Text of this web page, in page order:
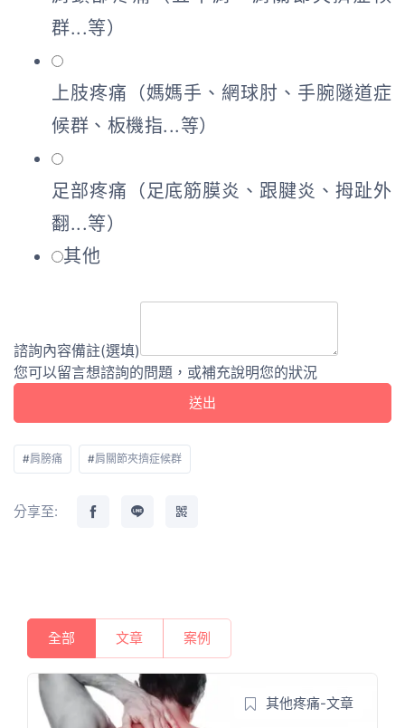
群...等）
上肢疼痛（媽媽手、網球肘、手腕隧道症
候群、板機指...等）
足部疼痛（足底筋膜炎、跟腱炎、拇趾外
翻...等）
其他
諮詢內容備註(選填)
您可以留言想諮詢的問題，或補充說明您的狀況
送出
#肩膀痛 #肩關節夾擠症候群
分享至:
全部 文章 案例
其他疼痛-文章